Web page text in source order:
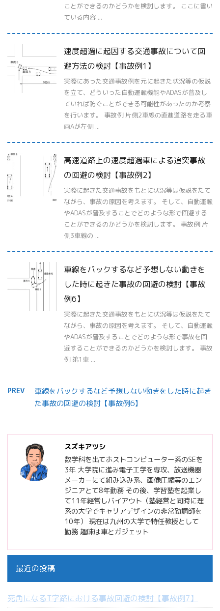
ことができるのかどうかを検討します。 ここに書い
ている内容 ...
速度超過に起因する交通事故について回
避方法の検討【事故例1】
実際にあった交通事故例を元に起きた状況等の仮説
を立て、どういった自動運転機能やADASが普及し
ていれば防ぐことができる可能性があったのか考察
を行います。 事故例 片側2車線の直進道路を走る車
両Aが左側 ...
高速道路上の速度超過車による追突事故
の回避の検討【事故例2】
実際に起きた交通事故をもとに状況等は仮説をたて
ながら、事故の原因を考えます。 そして、自動運転
やADASが普及することでどのような形で回避する
ことができるのかどうかを検討します。 事故例 片
側3車線の ...
車線をバックするなど予想しない動きを
した時に起きた事故の回避の検討【事故
例6】
実際に起きた交通事故をもとに状況等は仮説をたて
ながら、事故の原因を考えます。 そして、自動運転
やADASが普及することでどのような形で事故を回
避することができるのかどうかを検討します。 事故
例 第1車 ...
PREV
車線をバックするなど予想しない動きをした時に起き
た事故の回避の検討【事故例6】
スズキアツシ
数学科を出てホストコンピューター系のSEを
3年 大学院に進み電子工学を専攻、放送機器
メーカーにて組み込み系、画像圧縮等のエン
ジニアとて8年勤務 その後、学習塾を起業し
て11年経営しバイアウト（塾経営と同時に理
系の大学でキャリアデザインの非常勤講師を
10年） 現在は九州の大学で特任教授として
勤務 趣味は車とガジェット
最近の投稿
死角になるT字路における事故回避の検討【事故例7】